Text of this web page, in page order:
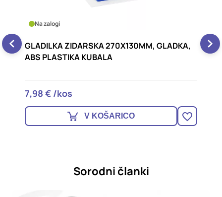
Na zalogi
GLADILKA ZIDARSKA 270X130MM, GLADKA,
ABS PLASTIKA KUBALA
7,98 € /kos
V KOŠARICO
Sorodni članki